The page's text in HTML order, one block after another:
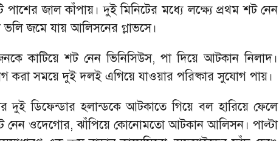
পাশের জাল কাঁপায়। দুই মিনিটের মধ্যে লক্ষ্যে প্রথম শট নেন
ভলি জমে যায় আলিসনের গ্লাভসে।
কাটিয়ে শট নেন ভিনিসিউস, পা দিয়ে আটকান নিলাদ।
করা সময়ে দুই দলই এগিয়ে যাওয়ার পরিষ্কার সুযোগ পায়।
দুই ডিফেন্ডার হলান্ডকে আটকাতে গিয়ে বল হারিয়ে ফেলে
ওদেগোর, ঝাঁপিয়ে কোনোমতো আটকান আলিসন। পাল্টা